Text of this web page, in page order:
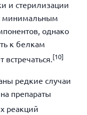
и стерилизации
минимальным
однако
к белкам
[10]
редкие случаи
препараты
реакций